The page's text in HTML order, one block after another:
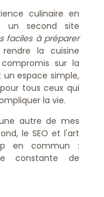
culinaire en
un second site
faciles à préparer
la cuisine
sur la
un espace simple,
tous ceux qui
la vie.
autre de mes
le SEO et l'art
en commun :
constante de